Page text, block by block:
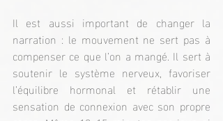
Il est aussi important de changer la
narration : le mouvement ne sert pas à
compenser ce que l’on a mangé. Il sert à
soutenir le système nerveux, favoriser
l’équilibre hormonal et rétablir une
sensation de connexion avec son propre